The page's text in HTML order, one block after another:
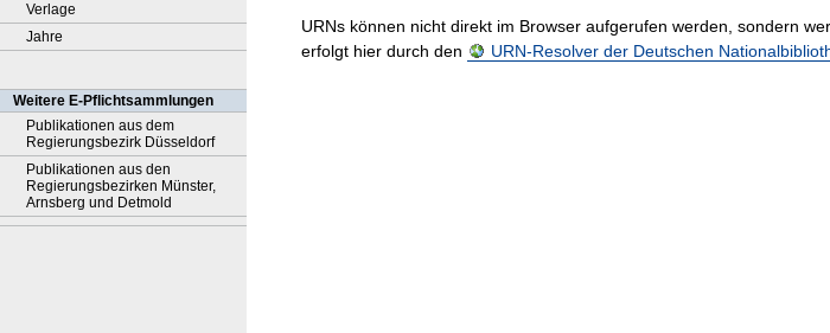
Verlage
Jahre
Weitere E-Pflichtsammlungen
Publikationen aus dem
Regierungsbezirk Düsseldorf
Publikationen aus den
Regierungsbezirken Münster,
Arnsberg und Detmold
URNs können nicht direkt im Browser aufgerufen werden, sondern
erfolgt hier durch den
URN-Resolver der Deutschen